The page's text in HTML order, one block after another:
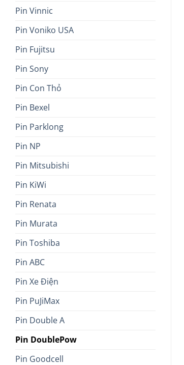
Pin Vinnic
Pin Voniko USA
Pin Fujitsu
Pin Sony
Pin Con Thỏ
Pin Bexel
Pin Parklong
Pin NP
Pin Mitsubishi
Pin KiWi
Pin Renata
Pin Murata
Pin Toshiba
Pin ABC
Pin Xe Điện
Pin PuJiMax
Pin Double A
Pin DoublePow
Pin Goodcell